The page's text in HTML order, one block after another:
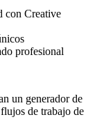
con Creative
profesional
un generador de
de trabajo de